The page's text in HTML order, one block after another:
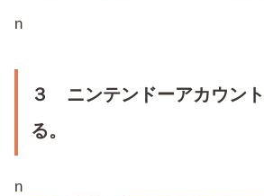
n
３ ニンテンドーアカウン
る。
n